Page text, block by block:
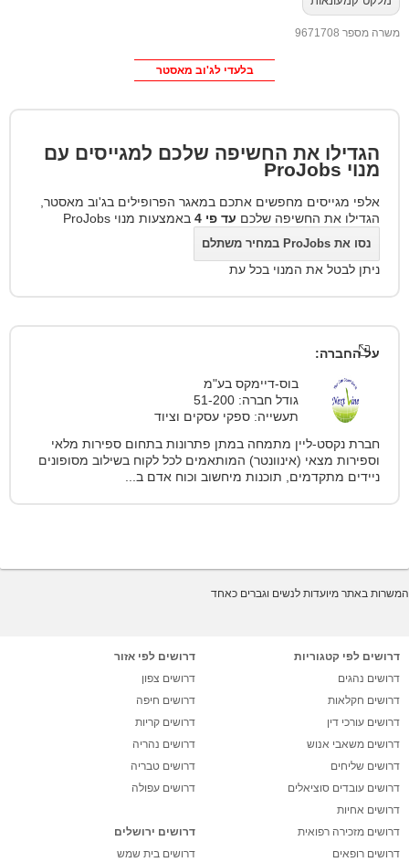
משרה מספר 9671708
בלעדי לג'וב מאסטר
הגדילו את החשיפה שלכם למגייסים עם
מנוי ProJobs
אלפי מגייסים מחפשים אתכם במאגר הפרופילים בג'וב מאסטר,
הגדילו את החשיפה שלכם עד פי 4 באמצעות מנוי ProJobs
נסו את ProJobs במחיר משתלם
ניתן לבטל את המנוי בכל עת
על החברה:
בוס-דיימקס בע"מ
גודל חברה: 51-200
תעשייה: ספקי עסקים וציוד
חברת נקסט-ליין מתמחה במתן פתרונות בתחום ספירות מלאי
וספירות מצאי (אינוונטר) המותאמים לכל לקוח בשילוב מסופונים
ניידים מתקדמים, תוכנות מיחשוב וכוח אדם ב...
המשרות באתר מיועדות לנשים וגברים כאחד
דרושים לפי קטגוריות
דרושים נהגים
דרושים חקלאות
דרושים עורכי דין
דרושים משאבי אנוש
דרושים שליחים
דרושים עובדים סוציאלים
דרושים אחיות
דרושים מזכירה רפואית
דרושים רופאים
דרושים לפי אזור
דרושים צפון
דרושים חיפה
דרושים קריות
דרושים נהריה
דרושים טבריה
דרושים עפולה
דרושים ירושלים
דרושים בית שמש